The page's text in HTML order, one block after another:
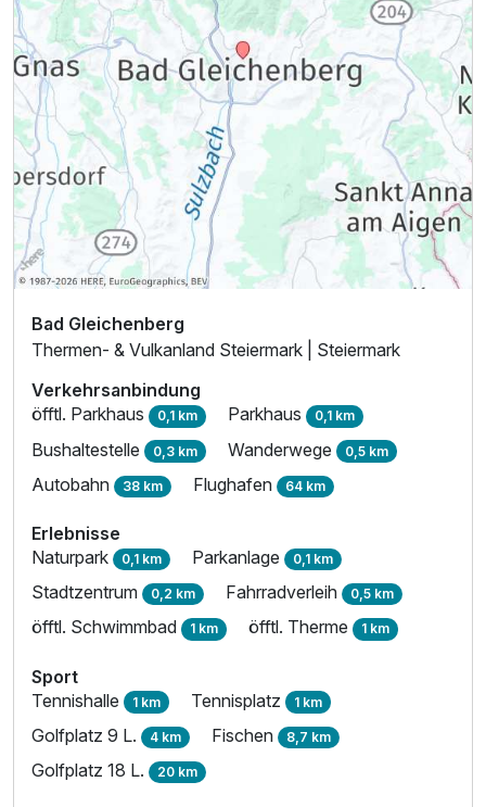
Ausstattung
Zusatznächte
Für 5 Tage p.P. ab 555,00 €
Bad Gleichenberg
Thermen- & Vulkanland Steiermark | Steiermark
Verkehrsanbindung
öfftl. Parkhaus 0,1 km Parkhaus 0,1 km
Bushaltestelle 0,3 km Wanderwege 0,5 km
Autobahn 38 km Flughafen 64 km
Erlebnisse
Naturpark 0,1 km Parkanlage 0,1 km
Stadtzentrum 0,2 km Fahrradverleih 0,5 km
öfftl. Schwimmbad 1 km öfftl. Therme 1 km
Sport
Tennishalle 1 km Tennisplatz 1 km
Golfplatz 9 L. 4 km Fischen 8,7 km
Golfplatz 18 L. 20 km